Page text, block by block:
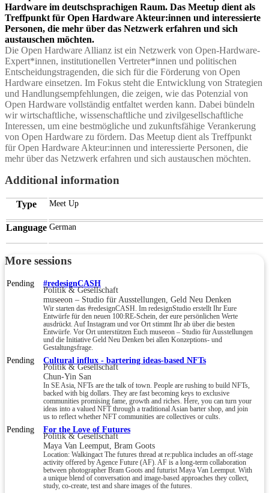
Hardware im deutschsprachigen Raum. Das Meetup dient als
Treffpunkt für Open Hardware Akteur:innen und interessierte
Personen, die mehr über das Netzwerk erfahren und sich
austauschen möchten.
Die Open Hardware Allianz ist ein Netzwerk von Open-Hardware-
Expert*innen, institutionellen Vertreter*innen und politischen
Entscheidungstragenden, die sich für die Förderung von Open
Hardware einsetzen. Im Fokus steht die Entwicklung von Strategien
und Handlungsempfehlungen, die zeigen, wie das Potenzial von
Open Hardware vollständig entfaltet werden kann. Dabei bündeln
wir wirtschaftliche, wissenschaftliche und zivilgesellschaftliche
Interessen, um eine bestmögliche und zukunftsfähige Verankerung
von Open Hardware zu fördern. Das Meetup dient als Treffpunkt
für Open Hardware Akteur:innen und interessierte Personen, die
mehr über das Netzwerk erfahren und sich austauschen möchten.
Additional information
Type Meet Up
Language German
More sessions
Pending #redesignCASH
Politik & Gesellschaft
museeon – Studio für Ausstellungen, Geld Neu Denken
Wir starten das #redesignCASH. Im redesignStudio erstellt Ihr Eure
Entwürfe für den neuen 100:RE-Schein, der eure persönlichen Werte
ausdrückt. Auf Instagram und vor Ort stimmt Ihr ab über die besten
Entwürfe. Vor Ort unterstützen Euch museeon – Studio für Ausstellungen
und die Initiative Geld Neu Denken bei allen Konzeptions- und
Gestaltungsfrage.
Pending Cultural influx - bartering ideas-based NFTs
Politik & Gesellschaft
Chun-Yin San
In SE Asia, NFTs are the talk of town. People are rushing to build NFTs,
backed with big dollars. They are fast becoming keys to exclusive
communities promising fame, growth and riches. Here, you can turn your
ideas into a valued NFT through a traditional Asian barter shop, and join
us to reflect whether NFT communities are collectives or cults.
Pending For the Love of Futures
Politik & Gesellschaft
Maya Van Leemput, Bram Goots
Location: Walkingact The futures thread at re:publica includes an off-stage
activity offered by Agence Future (AF). AF is a long-term collaboration
between photographer Bram Goots and futurist Maya Van Leemput. With
a unique blend of conversation and image-based approaches they collect,
study, co-create, test and share images of the futures.